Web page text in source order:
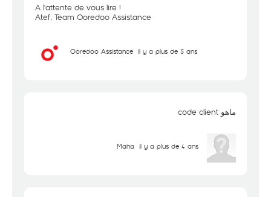
A l'attente de vous lire !
Atef, Team Ooredoo Assistance
Ooredoo Assistance il y a plus de 5 ans
ماهو code client
Maha il y a plus de 4 ans